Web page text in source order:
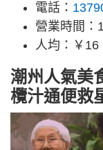
電話：
營業時間：
人均：￥16
潮州人氣美
欖汁通便救